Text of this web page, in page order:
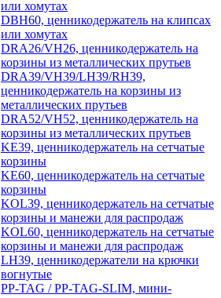
или хомутах
DBH60, ценникодержатель на клипсах
или хомутах
DRA26/VH26, ценникодержатель на
корзины из металлических прутьев
DRA39/VH39/LH39/RH39,
ценникодержатель на корзины из
металлических прутьев
DRA52/VH52, ценникодержатель на
корзины из металлических прутьев
KE39, ценникодержатель на сетчатые
корзины
KE60, ценникодержатель на сетчатые
корзины
KOL39, ценникодержатель на сетчатые
корзины и манежи для распродаж
KOL60, ценникодержатель на сетчатые
корзины и манежи для распродаж
LH39, ценникодержатели на крючки
вогнутые
PP-TAG / PP-TAG-SLIM, мини-